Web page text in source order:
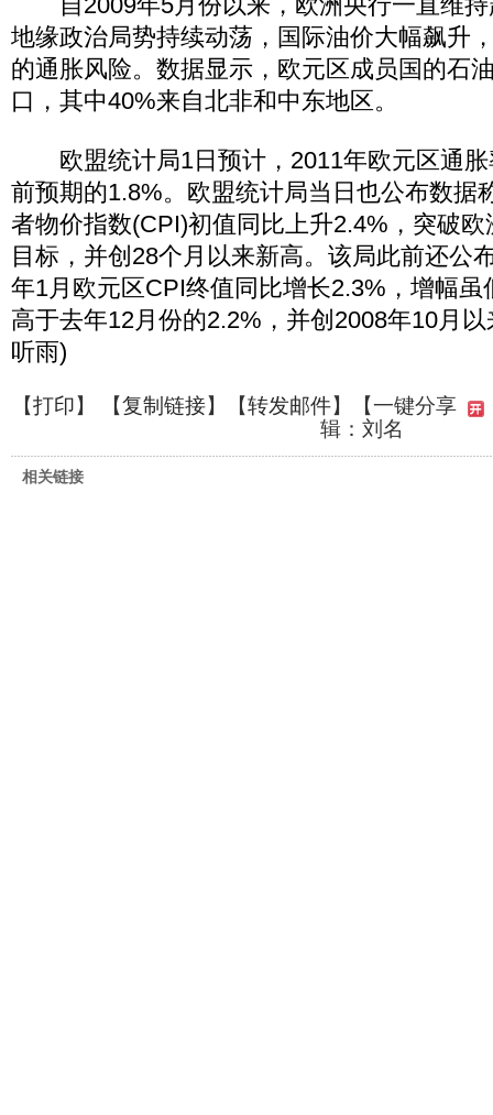
地缘政治局势持续动荡，国际油价大幅飙升
的通胀风险。数据显示，欧元区成员国的石
口，其中40%来自北非和中东地区。
欧盟统计局1日预计，2011年欧元区通胀
前预期的1.8%。欧盟统计局当日也公布数据
者物价指数(CPI)初值同比上升2.4%，突破
目标，并创28个月以来新高。该局此前还公
年1月欧元区CPI终值同比增长2.3%，增幅
高于去年12月份的2.2%，并创2008年10月
听雨)
【打印】 【复制链接】【转发邮件】
【一键分享
辑：刘名
相关链接